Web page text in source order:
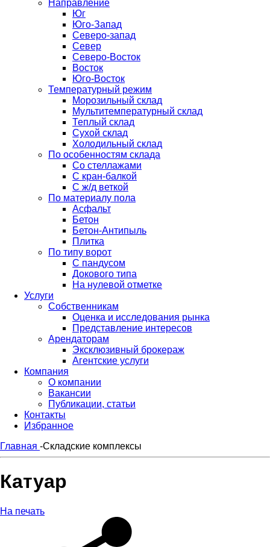
Направление
Юг
Юго-Запад
Северо-запад
Север
Северо-Восток
Восток
Юго-Восток
Температурный режим
Морозильный склад
Мультитемпературный склад
Теплый склад
Сухой склад
Холодильный склад
По особенностям склада
Со стеллажами
С кран-балкой
С ж/д веткой
По материалу пола
Асфальт
Бетон
Бетон-Антипыль
Плитка
По типу ворот
С пандусом
Докового типа
На нулевой отметке
Услуги
Собственникам
Оценка и исследования рынка
Представление интересов
Арендаторам
Эксклюзивный брокераж
Агентские услуги
Компания
О компании
Вакансии
Публикации, статьи
Контакты
Избранное
Главная -Складские комплексы
Катуар
На печать